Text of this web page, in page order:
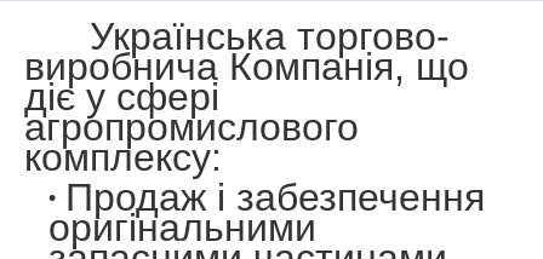
Українська торгово-
виробнича Компанія, що
діє у сфері
агропромислового
комплексу:
Продаж і забезпечення
оригінальними